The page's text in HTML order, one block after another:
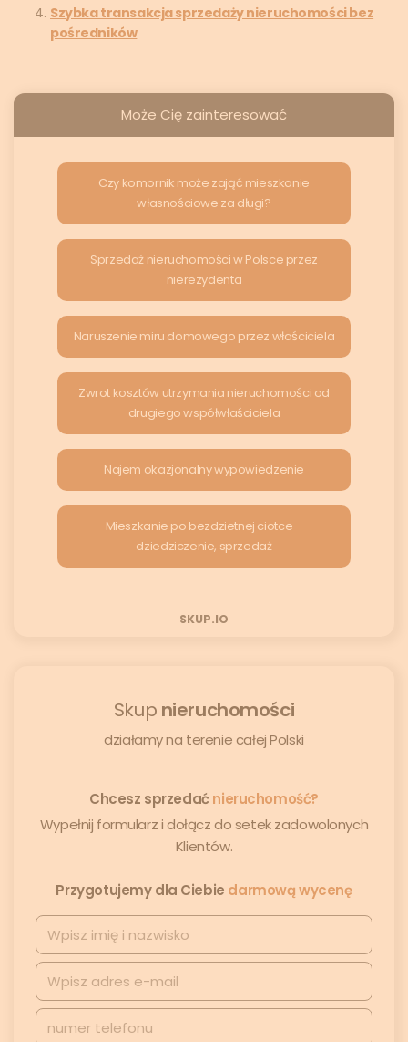
Szybka transakcja sprzedaży nieruchomości bez
pośredników
Może Cię zainteresować
Czy komornik może zająć mieszkanie
własnościowe za długi?
Sprzedaż nieruchomości w Polsce przez
nierezydenta
Naruszenie miru domowego przez właściciela
Zwrot kosztów utrzymania nieruchomości od
drugiego współwłaściciela
Najem okazjonalny wypowiedzenie
Mieszkanie po bezdzietnej ciotce –
dziedziczenie, sprzedaż
SKUP.IO
Skup nieruchomości
działamy na terenie całej Polski
Chcesz sprzedaćnieruchomość?
Wypełnij formularz i dołącz do setek zadowolonych
Klientów.
Przygotujemy dla Ciebie darmową wycenę